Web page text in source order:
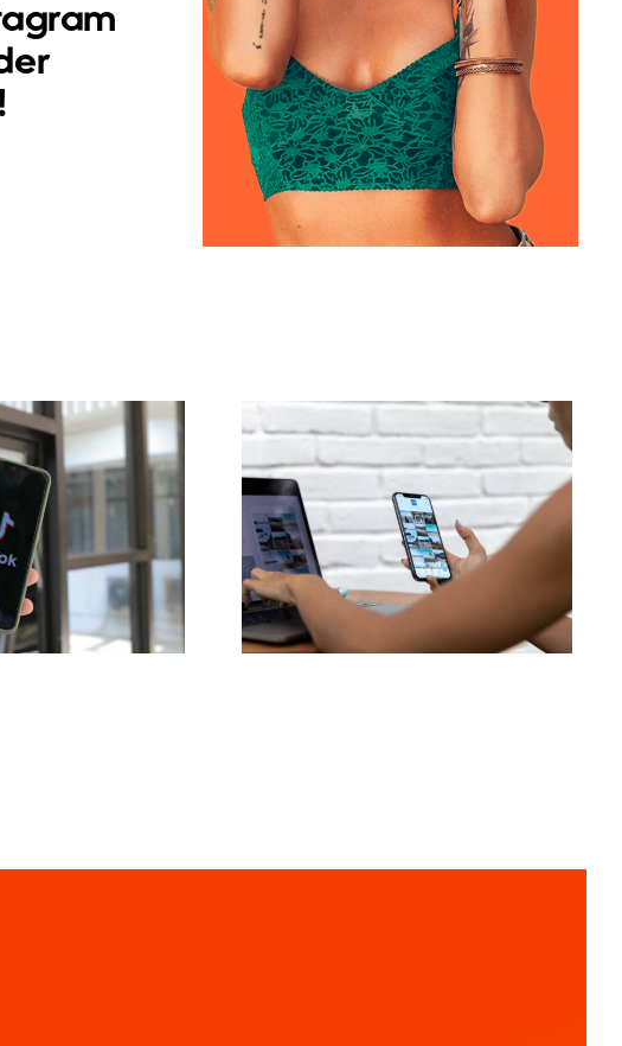
til 2024
Top 3 platforme til at
finde idéer til
brugergenereret
indhold (UGC)